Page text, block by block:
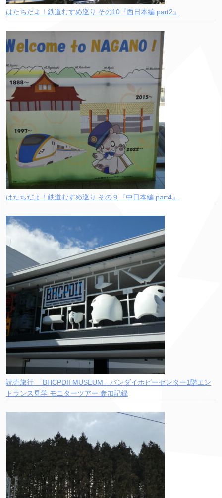
はたちだよ！鉄道むすめ巡り その10『西日本編 part2』
はたちだよ！鉄道むすめ巡り その９『中日本編 part4』
読売旅行 「BHCPDII MUSEUM」バンダイホビーセンター1階エン
トランス見学 モニターツアー 参加記録